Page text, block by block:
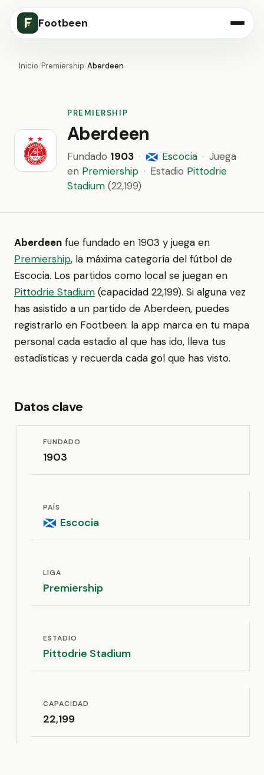
Footbeen
Inicio/Premiership/Aberdeen
PREMIERSHIP
Aberdeen
Fundado 1903 · 🏴󠁧󠁢󠁳󠁣󠁴󠁿 Escocia · Juega
en Premiership · Estadio Pittodrie
Stadium (22,199)
Aberdeen fue fundado en 1903 y juega en
Premiership, la máxima categoría del fútbol de
Escocia. Los partidos como local se juegan en
Pittodrie Stadium (capacidad 22,199). Si alguna vez
has asistido a un partido de Aberdeen, puedes
registrarlo en Footbeen: la app marca en tu mapa
personal cada estadio al que has ido, lleva tus
estadísticas y recuerda cada gol que has visto.
Datos clave
FUNDADO
1903
PAÍS
🏴󠁧󠁢󠁳󠁣󠁴󠁿 Escocia
LIGA
Premiership
ESTADIO
Pittodrie Stadium
CAPACIDAD
22,199